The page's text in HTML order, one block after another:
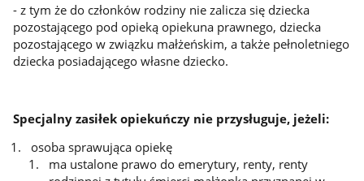
- z tym że do członków rodziny nie zalicza się dziecka
pozostającego pod opieką opiekuna prawnego, dziecka
pozostającego w związku małżeńskim, a także pełnoletniego
dziecka posiadającego własne dziecko.
Specjalny zasiłek opiekuńczy nie przysługuje, jeżeli:
osoba sprawująca opiekę
ma ustalone prawo do emerytury, renty, renty